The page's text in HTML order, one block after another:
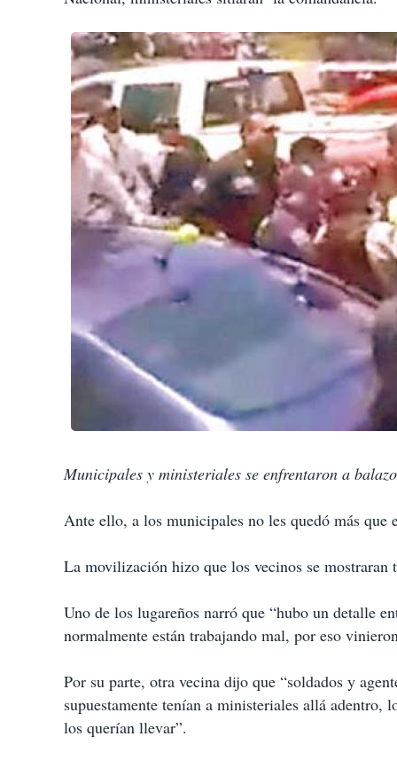
Municipales y ministeriales se enfrentaron a
Ante ello, a los municipales no les quedó más que
La movilización hizo que los vecinos se mostraran
Uno de los lugareños narró que “hubo un detalle
normalmente están trabajando mal, por eso
Por su parte, otra vecina dijo que “soldados y
supuestamente tenían a ministeriales allá
los querían llevar”.